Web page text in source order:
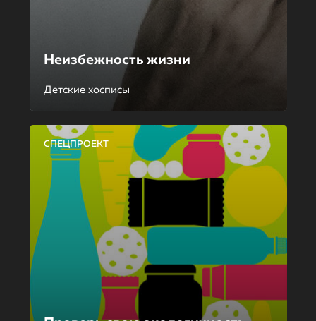
Неизбежность жизни
Детские хосписы
СПЕЦПРОЕКТ